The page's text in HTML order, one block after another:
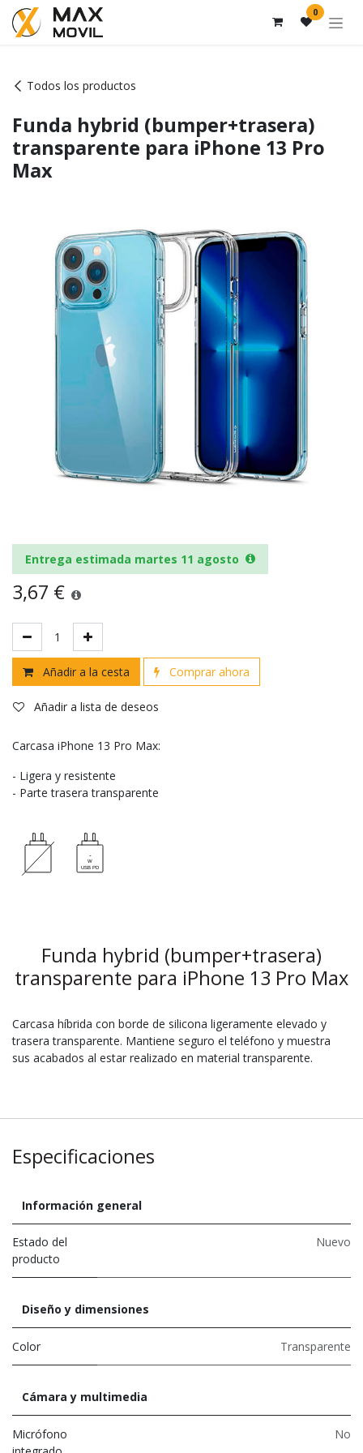
Ir al contenido 0
Todos los productos
Funda hybrid (bumper+trasera)
transparente para iPhone 13 Pro
Max
Entrega estimada martes 11 agosto
3,67 €
Añadir a la cesta Comprar ahora
Añadir a lista de deseos
Carcasa iPhone 13 Pro Max:
- Ligera y resistente
- Parte trasera transparente
Funda hybrid (bumper+trasera)
transparente para iPhone 13 Pro Max
Carcasa híbrida con borde de silicona ligeramente elevado y
trasera transparente. Mantiene seguro el teléfono y muestra
sus acabados al estar realizado en material transparente.
Especificaciones
Información general
Estado del
producto
Nuevo
Diseño y dimensiones
Color Transparente
Cámara y multimedia
Micrófono
No